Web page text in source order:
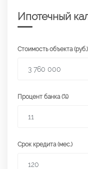
Ипотечный
Стоимость объекта (руб.)
Процент банка (%)
Срок кредита (мес.)